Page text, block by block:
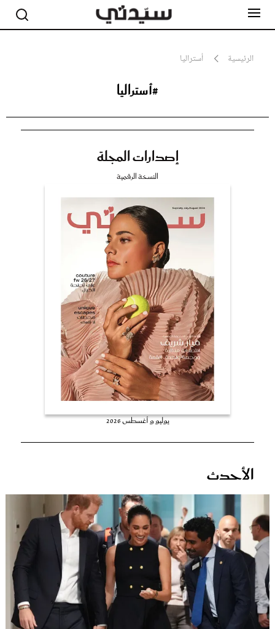
الرئيسية أستراليا
#أستراليا
إصدارات المجلة
النسخة الرقمية
يوليو و أغسطس 2026
الأحدث
جمال
صحة ورشاقة
عروس سيدتي
غلاف رفمي